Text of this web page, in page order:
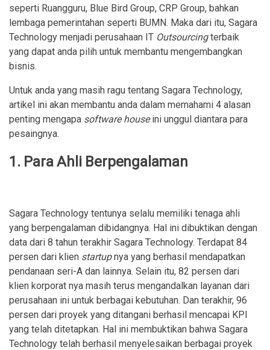
seperti Ruangguru, Blue Bird Group, CRP Group, bahkan
lembaga pemerintahan seperti BUMN. Maka dari itu, Sagara
Technology menjadi perusahaan IT Outsourcingterbaik
yang dapat anda pilih untuk membantu mengembangkan
bisnis.
Untuk anda yang masih ragu tentang Sagara Technology,
artikel ini akan membantu anda dalam memahami 4 alasan
penting mengapa software houseini unggul diantara para
pesaingnya.
1. Para Ahli Berpengalaman
Sagara Technology tentunya selalu memiliki tenaga ahli
yang berpengalaman dibidangnya. Hal ini dibuktikan dengan
data dari 8 tahun terakhir Sagara Technology. Terdapat 84
persen dari klien startupnya yang berhasil mendapatkan
pendanaan seri-A dan lainnya. Selain itu, 82 persen dari
klien korporat nya masih terus mengandalkan layanan dari
perusahaan ini untuk berbagai kebutuhan. Dan terakhir, 96
persen dari proyek yang ditangani berhasil mencapai KPI
yang telah ditetapkan. Hal ini membuktikan bahwa Sagara
Technology telah berhasil menyelesaikan berbagai proyek